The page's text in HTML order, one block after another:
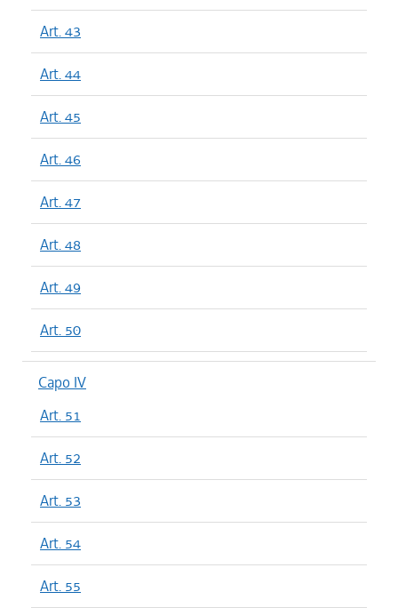
Art. 43
Art. 44
Art. 45
Art. 46
Art. 47
Art. 48
Art. 49
Art. 50
Capo IV
Art. 51
Art. 52
Art. 53
Art. 54
Art. 55